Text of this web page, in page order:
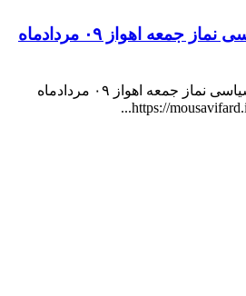
خطبه های عبادی سیاسی نماز جمعه اهواز ۰۹ مردادماه
صوت خطبه های عبادی سیاسی نماز جمعه اهواز ۰۹ مردادماه